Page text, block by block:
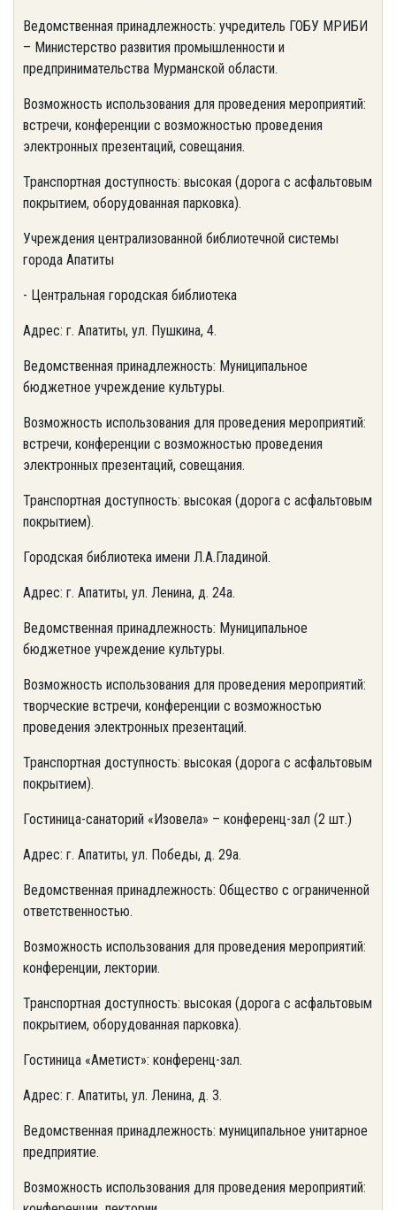
Ведомственная принадлежность: учредитель ГОБУ МРИБИ
– Министерство развития промышленности и
предпринимательства Мурманской области.
Возможность использования для проведения мероприятий:
встречи, конференции с возможностью проведения
электронных презентаций, совещания.
Транспортная доступность: высокая (дорога с асфальтовым
покрытием, оборудованная парковка).
Учреждения централизованной библиотечной системы
города Апатиты
- Центральная городская библиотека
Адрес: г. Апатиты, ул. Пушкина, 4.
Ведомственная принадлежность: Муниципальное
бюджетное учреждение культуры.
Возможность использования для проведения мероприятий:
встречи, конференции с возможностью проведения
электронных презентаций, совещания.
Транспортная доступность: высокая (дорога с асфальтовым
покрытием).
Городская библиотека имени Л.А.Гладиной.
Адрес: г. Апатиты, ул. Ленина, д. 24а.
Ведомственная принадлежность: Муниципальное
бюджетное учреждение культуры.
Возможность использования для проведения мероприятий:
творческие встречи, конференции с возможностью
проведения электронных презентаций.
Транспортная доступность: высокая (дорога с асфальтовым
покрытием).
Гостиница-санаторий «Изовела» – конференц-зал (2 шт.)
Адрес: г. Апатиты, ул. Победы, д. 29а.
Ведомственная принадлежность: Общество с ограниченной
ответственностью.
Возможность использования для проведения мероприятий:
конференции, лектории.
Транспортная доступность: высокая (дорога с асфальтовым
покрытием, оборудованная парковка).
Гостиница «Аметист»: конференц-зал.
Адрес: г. Апатиты, ул. Ленина, д. 3.
Ведомственная принадлежность: муниципальное унитарное
предприятие.
Возможность использования для проведения мероприятий: